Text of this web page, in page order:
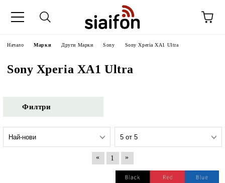
Начало Марки Други Марки Sony Sony Xperia XA1 Ultra
Sony Xperia XA1 Ultra
Филтри
« 1 »